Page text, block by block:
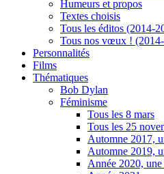
Humeurs et propos
Textes choisis
Tous les éditos (2014-
Tous nos vœux !
Personnalités
Films
Thématiques
Bob Dylan
Féminisme
Tous les 8 mars
Tous les 25
Automne 2017,
Automne 2019,
Année 2020,